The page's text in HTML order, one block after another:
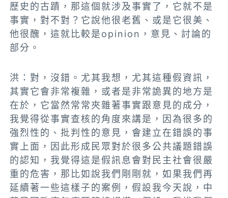
歷史的古蹟，那這個就涉及事實了，它就不是
事實，對不對？它說他很老舊、或是它很美、
他很醜，這就比較是opinion，意見、討論的
部分。
洪：對，沒錯。尤其我想，尤其這種假資訊，
其實它會非常複雜，或者是非常詭異的地方是
在於，它當然常常夾雜著事實跟意見的成分 ，
我覺得從事實查核的角度來講是，因為很多的
強烈性的、批判性的意見，會建立在錯誤的事
實上面，因此形成民眾對於很多公共議題錯誤
的認知，我覺得這是假訊息會對民主社會很嚴
重的危害 ，那比如說我們剛剛就，如果我們再
延續著一些這樣子的案例，假設我今天說，中